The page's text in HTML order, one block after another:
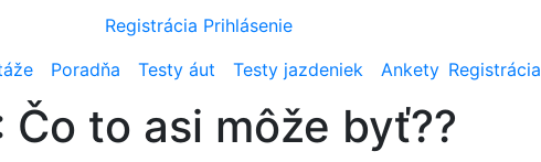
Registrácia Prihlásenie
Poradňa Testy áut Testy jazdeniek Ankety Registrácia
to asi môže byť??